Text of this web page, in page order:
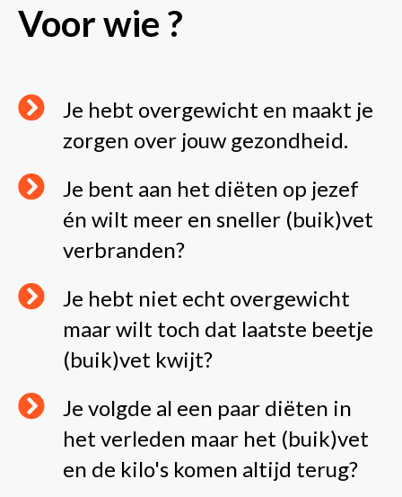
Voor wie ?
Je hebt overgewicht en maakt je
zorgen over jouw gezondheid.
Je bent aan het diëten op jezef
én wilt meer en sneller (buik)vet
verbranden?
Je hebt niet echt overgewicht
maar wilt toch dat laatste beetje
(buik)vet kwijt?
Je volgde al een paar diëten in
het verleden maar het (buik)vet
en de kilo's komen altijd terug?